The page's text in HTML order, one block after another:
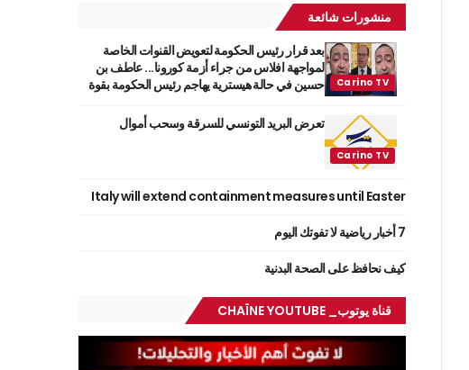
منشورات شائعة
بعد قرار رئيس الحكومة لتعويض القنوات الخاصة
لمواجهة افلاس من جراء أزمة كورونا... عاطف بن
حسين في حالة هيسترية يهاجم رئيس الحكومة بقوة
تعرض البريد التونسي للسرقة وسحب أموال
Italy will extend containment measures until Easter
7 أخبار رياضية لا تفوتك اليوم
كيف نحافظ على الصحة البدنية
قناة يوتوب_ CHAÎNE YOUTUBE